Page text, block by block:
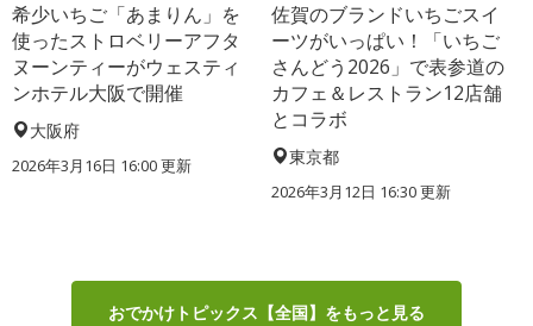
希少いちご「あまりん」を
使ったストロベリーアフタ
ヌーンティーがウェスティ
ンホテル大阪で開催
大阪府
2026年3月16日 16:00 更新
佐賀のブランドいちごスイ
ーツがいっぱい！「いちご
さんどう2026」で表参道の
カフェ＆レストラン12店舗
とコラボ
東京都
2026年3月12日 16:30 更新
おでかけトピックス【全国】をもっと見る